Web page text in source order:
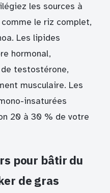
les sources à
le riz complet,
Les lipides
hormonal,
testostérone,
musculaire. Les
insaturées
20 à 30 % de votre
pour bâtir du
de gras